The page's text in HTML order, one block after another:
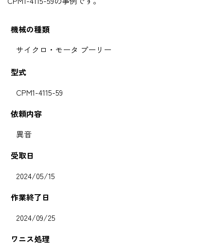
機械の種類
サイクロ・モータ プーリー
型式
CPM1-4115-59
依頼内容
異音
受取日
2024/05/15
作業終了日
2024/09/25
ワニス処理